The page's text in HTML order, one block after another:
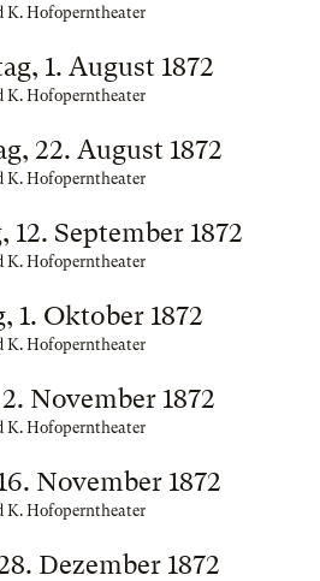
K. Hofoperntheater
1. August 1872
K. Hofoperntheater
22. August 1872
K. Hofoperntheater
September 1872
K. Hofoperntheater
1. Oktober 1872
K. Hofoperntheater
November 1872
K. Hofoperntheater
November 1872
K. Hofoperntheater
Dezember 1872